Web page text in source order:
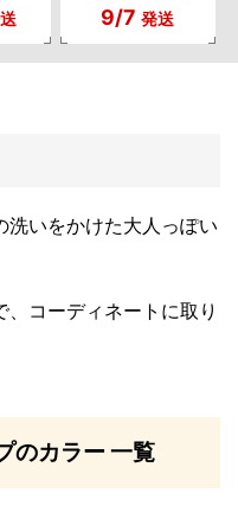
9/7 発送
洗いをかけた大人っぽい
コーディネートに取り
のカラー 一覧